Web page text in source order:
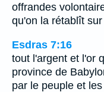
offrandes
qu'on la rétablît
Esdras 7:16
tout l'argent et l'or
province de
par le peuple et